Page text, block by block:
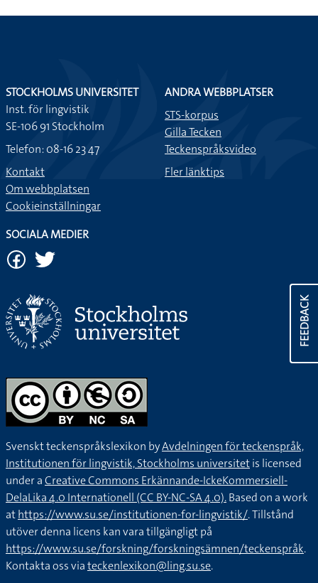
FEEDBACK
STOCKHOLMS UNIVERSITET
Inst. för lingvistik
SE-106 91 Stockholm
Telefon: 08-16 23 47
Kontakt
Om webbplatsen
Cookieinställningar
ANDRA WEBBPLATSER
STS-korpus
Gilla Tecken
Teckenspråksvideo
Fler länktips
SOCIALA MEDIER
Svenskt teckenspråkslexikon byAvdelningen för teckenspråk,
Institutionen för lingvistik, Stockholms universitetis licensed
under aCreative Commons Erkännande-IckeKommersiell-
DelaLika 4.0 Internationell (CC BY-NC-SA 4.0).Based on a work
athttps://www.su.se/institutionen-for-lingvistik/. Tillstånd
utöver denna licens kan vara tillgängligt på
https://www.su.se/forskning/forskningsämnen/teckenspråk.
Kontakta oss viateckenlexikon@ling.su.se.